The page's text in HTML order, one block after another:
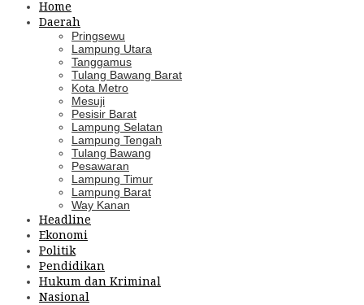
Home
Daerah
Pringsewu
Lampung Utara
Tanggamus
Tulang Bawang Barat
Kota Metro
Mesuji
Pesisir Barat
Lampung Selatan
Lampung Tengah
Tulang Bawang
Pesawaran
Lampung Timur
Lampung Barat
Way Kanan
Headline
Ekonomi
Politik
Pendidikan
Hukum dan Kriminal
Nasional